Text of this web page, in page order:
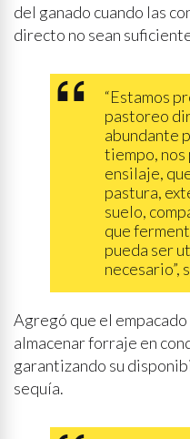
del ganado cuando las
directo no sean
“Estamos
pastoreo
abundante
tiempo, nos
ensilaje,
pastura,
suelo,
que
pueda ser
necesario”,
Agregó que el
almacenar forraje en
garantizando su
sequía.